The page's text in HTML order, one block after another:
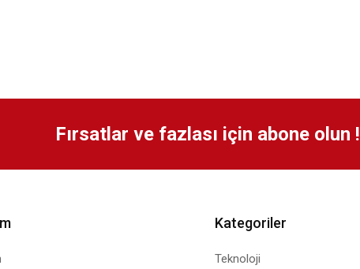
Fırsatlar ve fazlası için abone olun !
Kategoriler
Teknoloji